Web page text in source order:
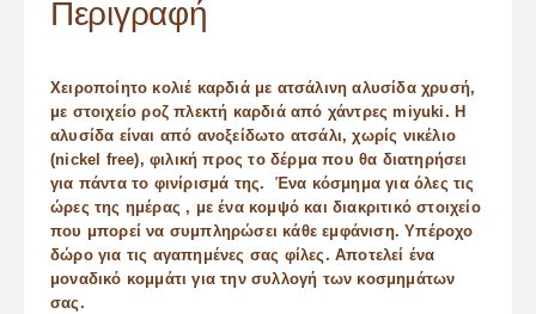
Περιγραφή
Χειροποίητο κολιέ καρδιά με ατσάλινη αλυσίδα χρυσή,
με στοιχείο ροζ πλεκτή καρδιά από χάντρες miyuki. Η
αλυσίδα είναι από ανοξείδωτο ατσάλι, χωρίς νικέλιο
(nickel free), φιλική προς το δέρμα που θα διατηρήσει
για πάντα το φινίρισμά της. Ένα κόσμημα για όλες τις
ώρες της ημέρας , με ένα κομψό και διακριτικό στοιχείο
που μπορεί να συμπληρώσει κάθε εμφάνιση. Υπέροχο
δώρο για τις αγαπημένες σας φίλες. Αποτελεί ένα
μοναδικό κομμάτι για την συλλογή των κοσμημάτων
σας.